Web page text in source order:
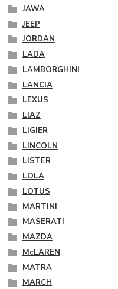
JAWA
JEEP
JORDAN
LADA
LAMBORGHINI
LANCIA
LEXUS
LIAZ
LIGIER
LINCOLN
LISTER
LOLA
LOTUS
MARTINI
MASERATI
MAZDA
McLAREN
MATRA
MARCH